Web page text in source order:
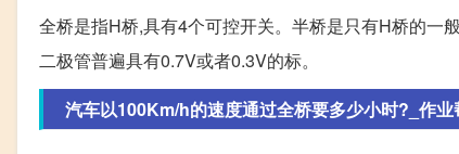
全桥是指H桥,具有4个可控开关。半桥是只有H桥的一
二极管普遍具有0.7V或者0.3V的标。
汽车以100Km/h的速度通过全桥要多少小时?_作业